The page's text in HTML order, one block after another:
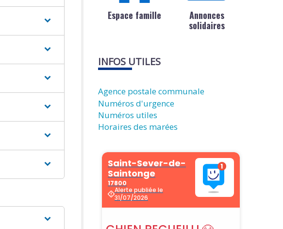
Espace famille
Annonces
solidaires
INFOS UTILES
Agence postale communale
Numéros d'urgence
Numéros utiles
Horaires des marées